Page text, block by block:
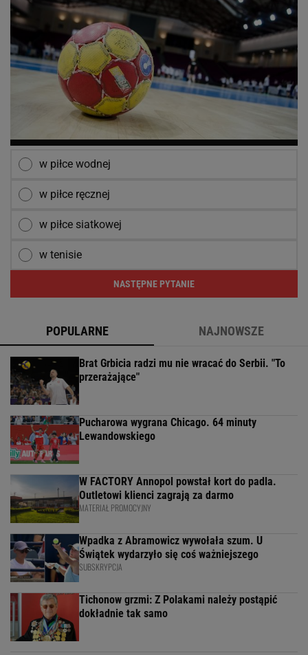
w piłce wodnej
w piłce ręcznej
w piłce siatkowej
w tenisie
NASTĘPNE PYTANIE
POPULARNE NAJNOWSZE
Brat Grbicia radzi mu nie wracać do Serbii. "To
przerażające"
Pucharowa wygrana Chicago. 64 minuty
Lewandowskiego
W FACTORY Annopol powstał kort do padla.
Outletowi klienci zagrają za darmo
MATERIAŁ PROMOCYJNY
Wpadka z Abramowicz wywołała szum. U
Świątek wydarzyło się coś ważniejszego
SUBSKRYPCJA
Tichonow grzmi: Z Polakami należy postąpić
dokładnie tak samo